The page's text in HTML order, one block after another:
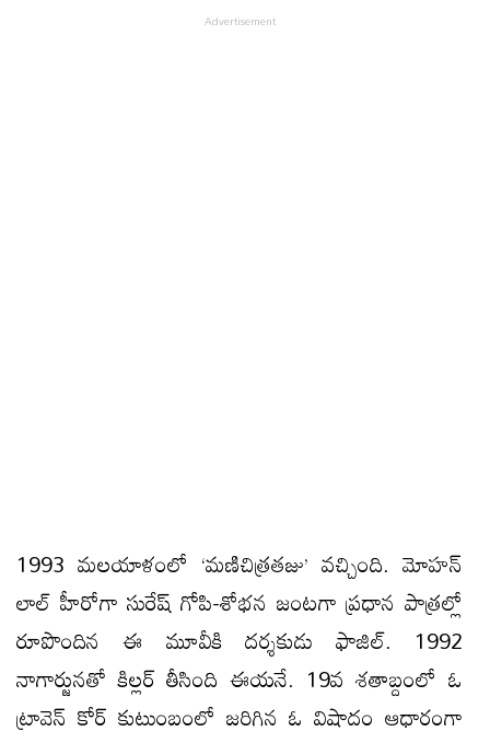
1993 మలయాళంలో ‘మణిచిత్రతజు’ వచ్చింది. మోహన్
లాల్ హీరోగా సురేష్ గోపి-శోభన జంటగా ప్రధాన పాత్రల్లో
రూపొందిన ఈ మూవీకి దర్శకుడు ఫాజిల్. 1992
నాగార్జునతో కిల్లర్ తీసింది ఈయనే. 19వ శతాబ్దంలో ఓ
ట్రావెన్ కోర్ కుటుంబంలో జరిగిన ఓ విషాదం ఆధారంగా